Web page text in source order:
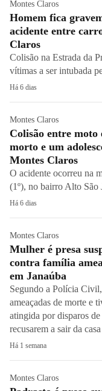
Montes Claros
Homem fica
acidente entre
Claros
Colisão na Estrada da
vítimas a ser intubada
Há 6 dias
Montes Claros
Colisão entre moto
morto e um
Montes Claros
O acidente ocorreu na
(1º), no bairro Alto São
Há 6 dias
Montes Claros
Mulher é presa
contra família
em Janaúba
Segundo a Polícia
ameaçadas de morte e
atingida por disparos
recusarem a sair da casa
Há 1 semana
Montes Claros